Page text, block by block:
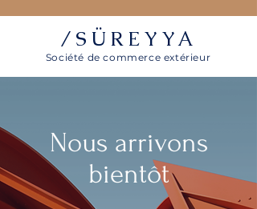
/SÜREYYA
Société de commerce extérieur
Nous arrivons
bientôt